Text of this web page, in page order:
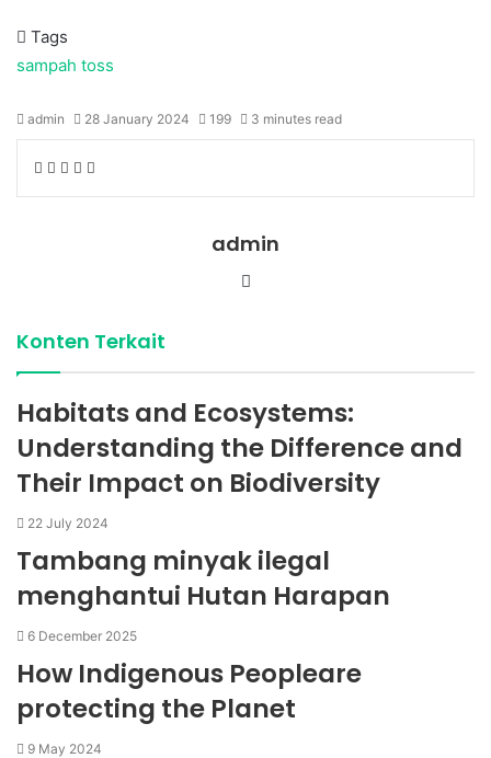
Tags
sampah toss
admin 28 January 2024 199 3 minutes read
Facebook
Twitter
LinkedIn
Share
admin
Website
Konten Terkait
Habitats and Ecosystems:
Understanding the Difference and
Their Impact on Biodiversity
22 July 2024
Tambang minyak ilegal
menghantui Hutan Harapan
6 December 2025
How Indigenous Peopleare
protecting the Planet
9 May 2024